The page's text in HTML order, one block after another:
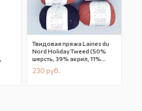
Твидовая пряжа Laines du
Nord Holiday Tweed (50%
шерсть, 39% акрил, 11%
вискоза)
230 руб.